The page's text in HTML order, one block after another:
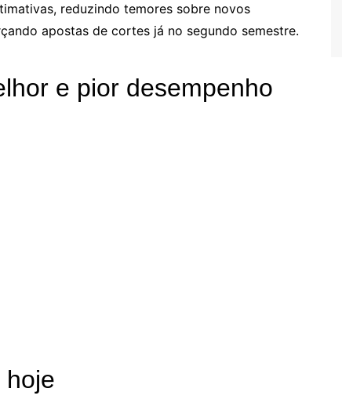
reduzindo temores sobre novos
apostas de cortes já no segundo semestre.
e pior desempenho
hoje